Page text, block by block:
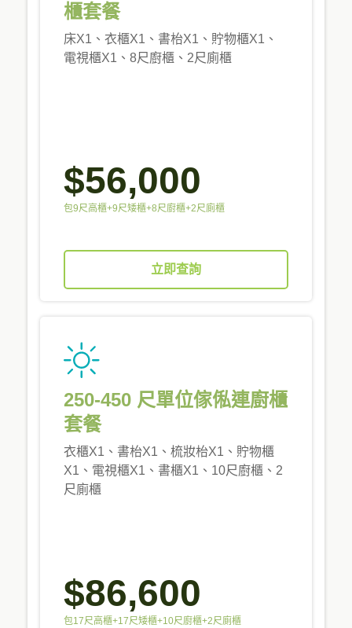
櫃套餐
床X1、衣櫃X1、書枱X1、貯物櫃X1、
電視櫃X1、8尺廚櫃、2尺廁櫃
$56,000
包9尺高櫃+9尺矮櫃+8尺廚櫃+2尺廁櫃
立即查詢
250-450 尺單位傢俬連廚櫃
套餐
衣櫃X1、書枱X1、梳妝枱X1、貯物櫃
X1、電視櫃X1、書櫃X1、10尺廚櫃、2
尺廁櫃
$86,600
包17尺高櫃+17尺矮櫃+10尺廚櫃+2尺廁櫃